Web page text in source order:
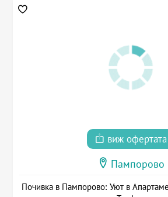
виж офертата
Пампорово
Почивка в Пампорово: Уют в